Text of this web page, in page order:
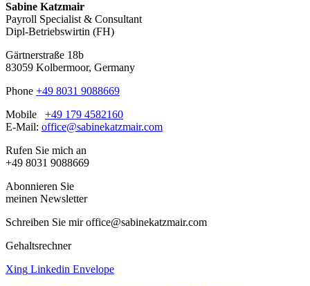
Sabine Katzmair
Payroll Specialist & Consultant
Dipl-Betriebswirtin (FH)
Gärtnerstraße 18b
83059 Kolbermoor, Germany
Phone +49 8031 9088669
Mobile +49 179 4582160
E-Mail: office@sabinekatzmair.com
Rufen Sie mich an
+49 8031 9088669
Abonnieren Sie
meinen Newsletter
Schreiben Sie mir office@sabinekatzmair.com
Gehaltsrechner
Xing Linkedin Envelope